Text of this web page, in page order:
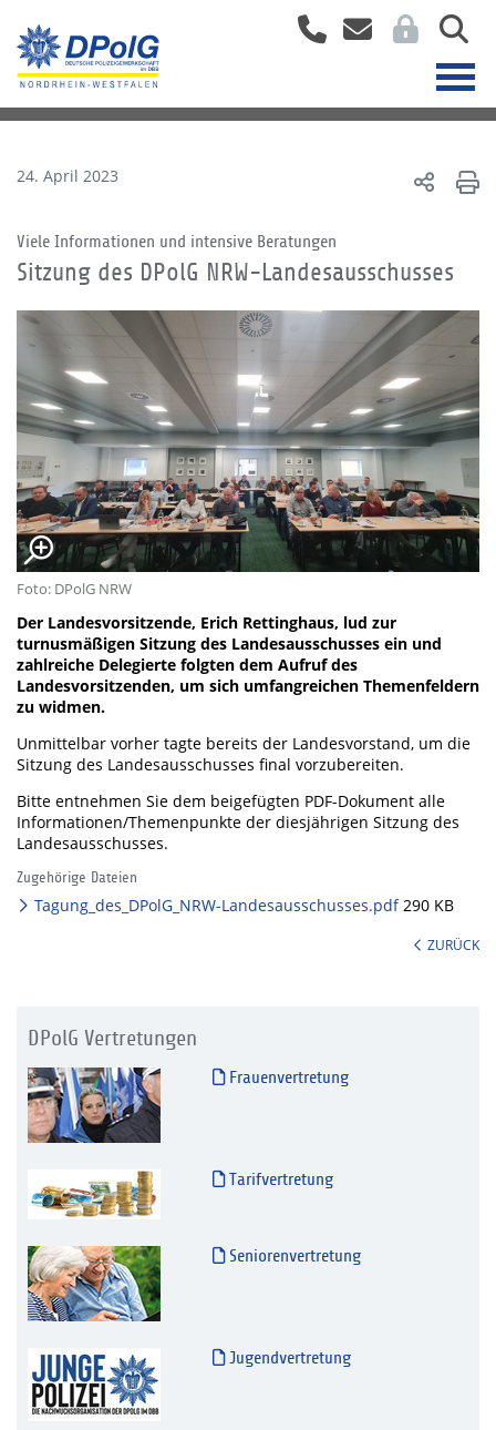
24. April 2023
Viele Informationen und intensive Beratungen
Sitzung des DPolG NRW-Landesausschusses
Foto: DPolG NRW
Der Landesvorsitzende, Erich Rettinghaus, lud zur
turnusmäßigen Sitzung des Landesausschusses ein und
zahlreiche Delegierte folgten dem Aufruf des
Landesvorsitzenden, um sich umfangreichen Themenfeldern
zu widmen.
Unmittelbar vorher tagte bereits der Landesvorstand, um die
Sitzung des Landesausschusses final vorzubereiten.
Bitte entnehmen Sie dem beigefügten PDF-Dokument alle
Informationen/Themenpunkte der diesjährigen Sitzung des
Landesausschusses.
Zugehörige Dateien
Tagung_des_DPolG_NRW-Landesausschusses.pdf290 KB
ZURÜCK
DPolG Vertretungen
Frauenvertretung
Tarifvertretung
Seniorenvertretung
Jugendvertretung